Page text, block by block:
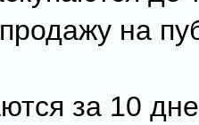
на
за 10